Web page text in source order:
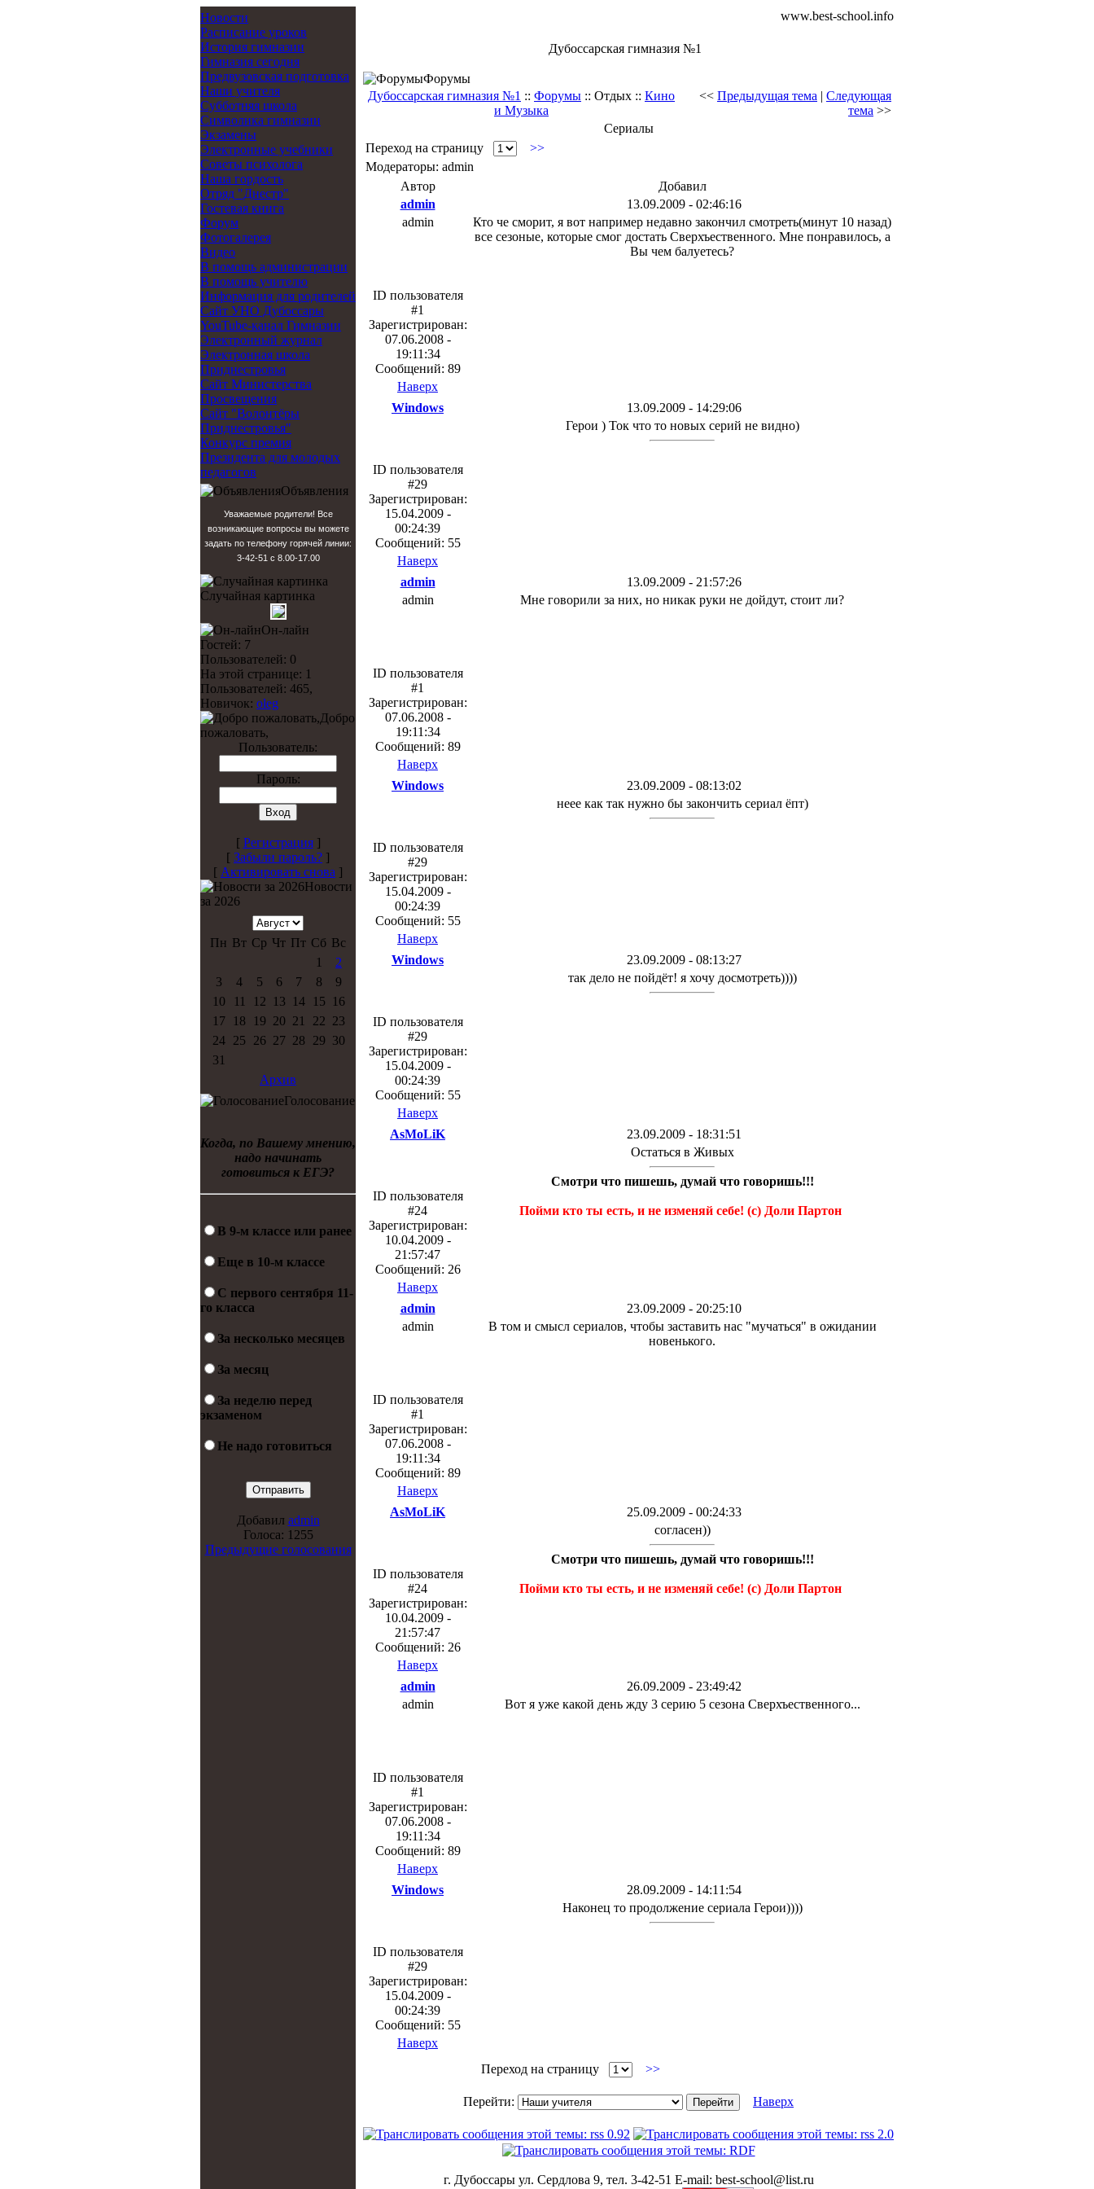
Новости
Расписание уроков
История гимназии
Гимназия сегодня
Предвузовская подготовка
Наши учителя
Субботняя школа
Символика гимназии
Экзамены
Электронные учебники
Советы психолога
Наша гордость
Отряд "Днестр"
Гостевая книга
Форум
Фотогалерея
Видео
В помощь администрации
В помощь учителю
Информация для родителей
Cайт УНО Дубоссары
YouTube-канал Гимназии
Электронный журнал
Электронная школа
Приднестровья
Сайт Министерства
Просвещения
Сайт "Волонтёры
Приднестровья"
Конкурс премия
Президента для молодых
педагогов
Объявления
Уважаемые родители! Все
возникающие вопросы вы можете
задать по телефону горячей линии:
3-42-51 с 8.00-17.00
Случайная картинка
Он-лайн
Гостей: 7
Пользователей: 0
На этой странице: 1
Пользователей: 465,
Новичок: oleg
Добро
пожаловать,
Пользователь:
Пароль:
[ Регистрация]
[ Забыли пароль? ]
[ Активировать снова ]
Новости
за 2026
Пн Вт Ср Чт Пт Сб Вс
1
2
3
4 5 6 7 8
9
10
11 12 13 14 15
16
17
18 19 20 21 22 23
24
25 26 27 28 29 30
31
Архив
Голосование
Когда, по Вашему мнению,
надо начинать
готовиться к ЕГЭ?
В 9-м классе или ранее
Еще в 10-м классе
С первого сентября 11-
го класса
За несколько месяцев
За месяц
За неделю перед
экзаменом
Не надо готовиться
Добавил admin
Голоса: 1255
Предыдущие голосования
www.best-school.info
Дубоссарская гимназия №1
Форумы
Дубоссарская гимназия №1 :: Форумы :: Отдых :: Кино
и Музыка
<< Предыдущая тема | Следующая
тема >>
Сериалы
Переход на страницу
>>
Модераторы: admin
Автор
Добавил
admin
13.09.2009 - 02:46:16
admin
ID пользователя
#1
Зарегистрирован:
07.06.2008 -
19:11:34
Сообщений: 89
Кто че сморит, я вот например недавно закончил смотреть(минут 10 назад)
все сезоные, которые смог достать Сверхъественного. Мне понравилось, а
Вы чем балуетесь?
Наверх
Windows
13.09.2009 - 14:29:06
ID пользователя
#29
Зарегистрирован:
15.04.2009 -
00:24:39
Сообщений: 55
Герои ) Ток что то новых серий не видно)
Наверх
admin
13.09.2009 - 21:57:26
admin
ID пользователя
#1
Зарегистрирован:
07.06.2008 -
19:11:34
Сообщений: 89
Мне говорили за них, но никак руки не дойдут, стоит ли?
Наверх
Windows
23.09.2009 - 08:13:02
ID пользователя
#29
Зарегистрирован:
15.04.2009 -
00:24:39
Сообщений: 55
неее как так нужно бы закончить сериал ёпт)
Наверх
Windows
23.09.2009 - 08:13:27
ID пользователя
#29
Зарегистрирован:
15.04.2009 -
00:24:39
Сообщений: 55
так дело не пойдёт! я хочу досмотреть))))
Наверх
AsMoLiK
23.09.2009 - 18:31:51
ID пользователя
#24
Зарегистрирован:
10.04.2009 -
21:57:47
Сообщений: 26
Остаться в Живых
Смотри что пишешь, думай что говоришь!!!
Пойми кто ты есть, и не изменяй себе! (с) Доли Партон
Наверх
admin
23.09.2009 - 20:25:10
admin
ID пользователя
#1
Зарегистрирован:
07.06.2008 -
19:11:34
Сообщений: 89
В том и смысл сериалов, чтобы заставить нас "мучаться" в ожидании
новенького.
Наверх
AsMoLiK
25.09.2009 - 00:24:33
ID пользователя
#24
Зарегистрирован:
10.04.2009 -
21:57:47
Сообщений: 26
согласен))
Смотри что пишешь, думай что говоришь!!!
Пойми кто ты есть, и не изменяй себе! (с) Доли Партон
Наверх
admin
26.09.2009 - 23:49:42
admin
ID пользователя
#1
Зарегистрирован:
07.06.2008 -
19:11:34
Сообщений: 89
Вот я уже какой день жду 3 серию 5 сезона Сверхъественного...
Наверх
Windows
28.09.2009 - 14:11:54
ID пользователя
#29
Зарегистрирован:
15.04.2009 -
00:24:39
Сообщений: 55
Наконец то продолжение сериала Герои))))
Наверх
Переход на страницу
>>
Перейти: Наверх
г. Дубоссары ул. Сердлова 9, тел. 3-42-51 E-mail: best-school@list.ru